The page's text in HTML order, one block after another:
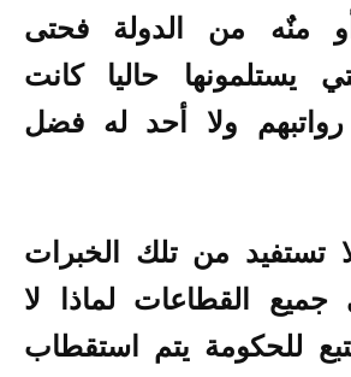
منٌه من الدولة فحتى
يستلمونها حاليا كانت
ولا أحد له فضل
لا تستفيد من تلك الخبرات
جميع القطاعات لماذا لا
للحكومة يتم استقطاب